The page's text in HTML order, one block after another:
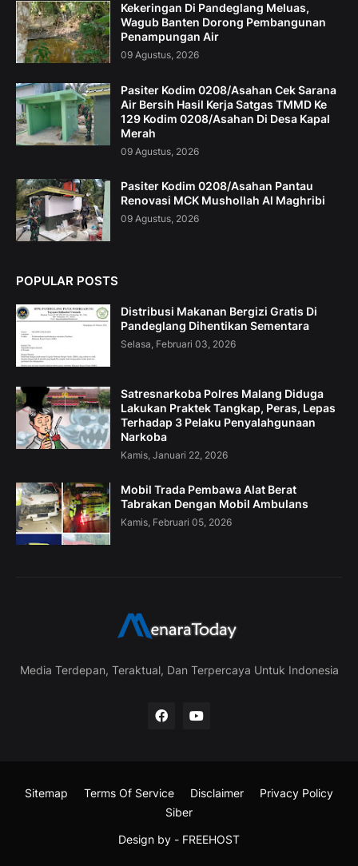
Kekeringan Di Pandeglang Meluas,
Wagub Banten Dorong Pembangunan
Penampungan Air
09 Agustus, 2026
Pasiter Kodim 0208/Asahan Cek Sarana
Air Bersih Hasil Kerja Satgas TMMD Ke
129 Kodim 0208/Asahan Di Desa Kapal
Merah
09 Agustus, 2026
Pasiter Kodim 0208/Asahan Pantau
Renovasi MCK Mushollah Al Maghribi
09 Agustus, 2026
POPULAR POSTS
Distribusi Makanan Bergizi Gratis Di
Pandeglang Dihentikan Sementara
Selasa, Februari 03, 2026
Satresnarkoba Polres Malang Diduga
Lakukan Praktek Tangkap, Peras, Lepas
Terhadap 3 Pelaku Penyalahgunaan
Narkoba
Kamis, Januari 22, 2026
Mobil Trada Pembawa Alat Berat
Tabrakan Dengan Mobil Ambulans
Kamis, Februari 05, 2026
Media Terdepan, Teraktual, Dan Terpercaya Untuk Indonesia
Design by - FREEHOST
Sitemap Terms Of Service Disclaimer
Privacy Policy
Siber